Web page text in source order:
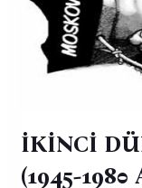
İKİNCİ
(1945-